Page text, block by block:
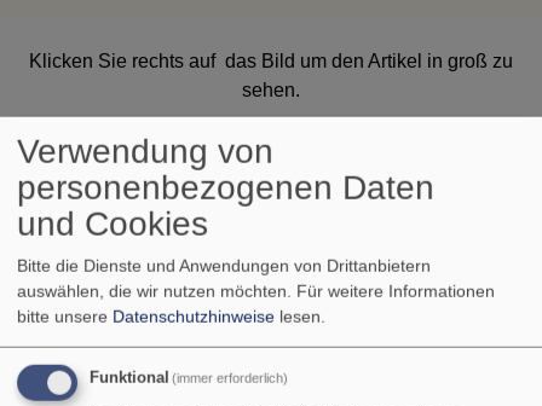
Klicken Sie rechts auf das Bild um den Artikel in groß zu
sehen.
Verwendung von
personenbezogenen Daten
und Cookies
Bitte die Dienste und Anwendungen von Drittanbietern
auswählen, die wir nutzen möchten. Für weitere Informationen
bitte unsere Datenschutzhinweise lesen.
Funktional (immer erforderlich)